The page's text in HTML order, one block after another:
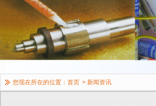
您现在所在的位置： 首页 > 新闻资讯